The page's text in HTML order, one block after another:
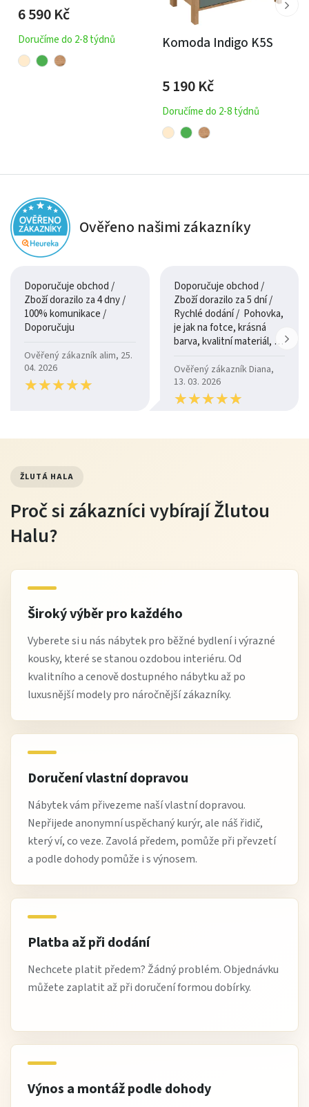
6 590Kč
Doručíme do 2-8 týdnů Komoda Indigo K5S
5 190Kč
Doručíme do 2-8 týdnů
Ověřeno našimi zákazníky
Doporučuje obchod /
Zboží dorazilo za 4 dny /
100% komunikace /
Doporučuju
Ověřený zákazník alim, 25.
04. 2026
★★★★★
★★★★★
Doporučuje obchod /
Zboží dorazilo za 5 dní /
Rychlé dodání / Pohovka,
je jak na fotce, krásná
barva, kvalitní materiál, a
Ověřený zákazník Diana,
13. 03. 2026
★★★★★
★★★★★
ŽLUTÁ HALA
Proč si zákazníci vybírají Žlutou
Halu?
Široký výběr pro každého
Vyberete si u nás nábytek pro běžné bydlení i výrazné
kousky, které se stanou ozdobou interiéru. Od
kvalitního a cenově dostupného nábytku až po
luxusnější modely pro náročnější zákazníky.
Doručení vlastní dopravou
Nábytek vám přivezeme naší vlastní dopravou.
Nepřijede anonymní uspěchaný kurýr, ale náš řidič,
který ví, co veze. Zavolá předem, pomůže při převzetí
a podle dohody pomůže i s výnosem.
Platba až při dodání
Nechcete platit předem? Žádný problém. Objednávku
můžete zaplatit až při doručení formou dobírky.
Výnos a montáž podle dohody